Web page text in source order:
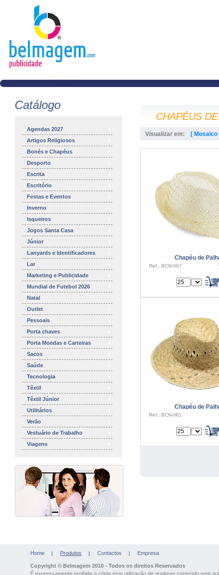
Catálogo
Agendas 2027
Artigos Religiosos
Bonés e Chapéus
Desporto
Escrita
Escritório
Festas e Eventos
Inverno
Isqueiros
Jogos Santa Casa
Júnior
Lanyards e Identificadores
Lar
Marketing e Publicidade
Mundial de Futebol 2026
Natal
Outlet
Pessoais
Porta chaves
Porta Moedas e Carteiras
Sacos
Saúde
Tecnologia
Têxtil
Têxtil Júnior
Utilitários
Verão
Vestuário de Trabalho
Viagens
CHAPÉUS
Visualizar em: [ Mosaico
Chapéu de
Ref.: BCN-067
Chapéu de
Ref.: BCN-061
Home Produtos Contactos Empresa
Copyright © Belmagem 2010 - Todos os direitos Reservados
É expressamente proibida a cópia e/ou utilização de qualquer conteúdo sem